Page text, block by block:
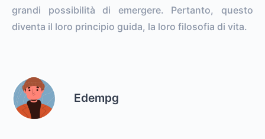
grandi possibilità di emergere. Pertanto, questo
diventa il loro principio guida, la loro filosofia di vita.
Edempg